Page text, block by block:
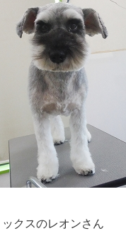
ックスのレオンさん